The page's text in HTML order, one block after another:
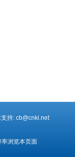
持: cb@cnki.net
浏览本页面